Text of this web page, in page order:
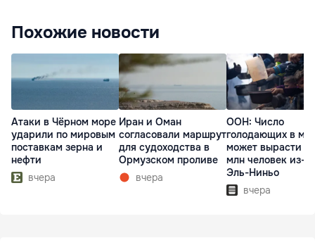
Похожие новости
Атаки в Чёрном море
ударили по мировым
поставкам зерна и
нефти
вчера
Иран и Оман
согласовали маршрут
для судоходства в
Ормузском проливе
вчера
ООН: Число
голодающих в
может вырасти
млн человек из-за
Эль-Ниньо
вчера